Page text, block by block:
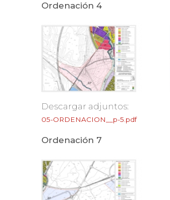
Ordenación 4
Descargar adjuntos:
05-ORDENACION__p-5.pdf
Ordenación 7